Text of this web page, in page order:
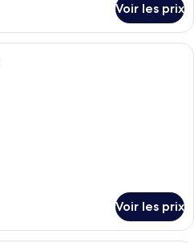
Voir les prix
Un lit bien fait, avec une couvre-lit
Voir les prix